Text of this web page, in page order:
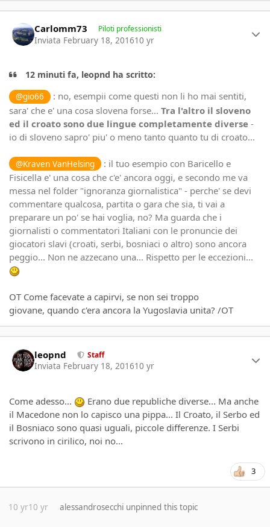
Carlomm73 Piloti professionisti
Inviata February 18, 201610 yr
12 minuti fa, leopnd ha scritto:
@gio66
: no, esempii come questi non li ho mai sentiti,
sara' che e' una cosa slovena forse... Tra l'altro il sloveno
ed il croato sono due lingue completamente diverse -
io di sloveno sapro' piu' o meno tanto quanto tu di croato...
@Kraven VanHelsing : il tuo esempio con Baricello e
Fisicella e' una cosa che c'e' ancora oggi, e secondo me va
messa nel folder "ignoranza giornalistica" - perche' se devi
commentare qualcosa, partita o gara che sia, ti vai a
preparare un po' se hai voglia, no? Ma guarda che i
giornalisti o commentatori Italiani con le pronuncie dei
giocatori slavi (croati, serbi, bosniaci o altro) sono ancora
peggio... Non ne azzecano una... Rispetto per le eccezioni...
OT Come facevate a capirvi, se non sei troppo
giovane, quando c'era ancora la Yugoslavia unita? /OT
leopnd Staff
Inviata February 18, 201610 yr
Come adesso...
Erano due republiche diverse... Ma anche
il Macedone non lo capisco una pippa... Il Croato, il Serbo ed
il Bosniaco sono quasi uguali, piccole differenze. I Serbi
scrivono in cirilico, noi no...
3
10 yr10 yr alessandrosecchiunpinned this topic